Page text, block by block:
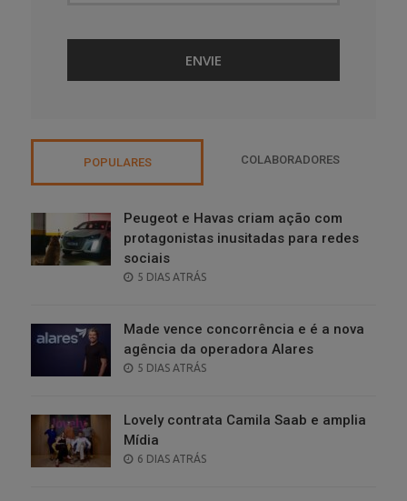
POPULARES COLABORADORES
Peugeot e Havas criam ação com
protagonistas inusitadas para redes
sociais
POSTED
5 DIAS ATRÁS
Made vence concorrência e é a nova
agência da operadora Alares
POSTED
5 DIAS ATRÁS
Lovely contrata Camila Saab e amplia
Mídia
POSTED
6 DIAS ATRÁS